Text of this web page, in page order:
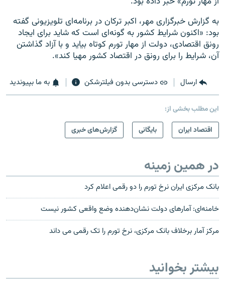
به گزارش خبرگزاری مهر،‌ اکبر ترکان در برنامه‌ای تلویزیونی گفته
بود: «اکنون شرایط کشور به گونه‌ای است که شاید برای ایجاد
رونق اقتصادی، دولت از مهار تورم کوتاه بیاید و با آزاد گذاشتن
آن، شرایط را برای رونق در اقتصاد کشور مهیا کند».
ارسال دسترسی بدون فیلترشکن به ما بپیوندید
این مطلب بخشی از:
اقتصاد ایران
بایگانی گزارش‌های خبری
در همین زمینه
بانک مرکزی ایران نرخ تورم را دو رقمی اعلام کرد
خامنه‌ای: آمارهای دولت نشان‌دهنده وضع واقعی کشور نیست
مرکز آمار برخلاف بانک مرکزی، نرخ تورم را تک رقمی می داند
بیشتر بخوانید